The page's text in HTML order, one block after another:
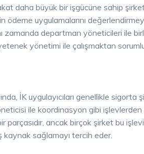
daha büyük bir işgücüne sahip
ödeme uygulamalarını
zamanda departman yöneticileri ile
yönetimi ile çalışmaktan
İK uygulayıcıları genellikle sigorta
ile koordinasyon gibi işlevlerden
parçasıdır, ancak birçok şirket bu
kaynak sağlamayı tercih eder.